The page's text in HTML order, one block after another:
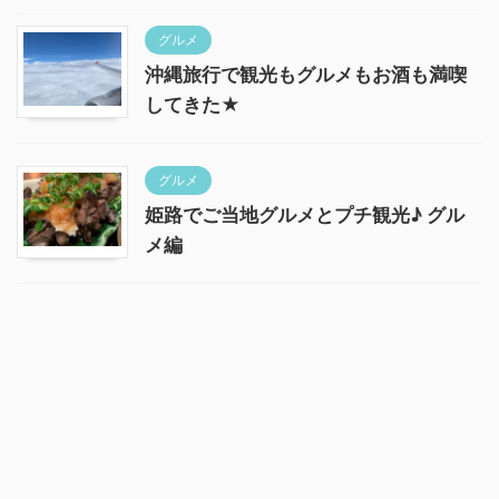
グルメ
沖縄旅行で観光もグルメもお酒も満喫
してきた★
グルメ
姫路でご当地グルメとプチ観光♪ グル
メ編